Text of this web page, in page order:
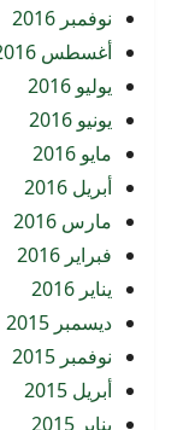
نوفمبر 2016
أغسطس 2016
يوليو 2016
يونيو 2016
مايو 2016
أبريل 2016
مارس 2016
فبراير 2016
يناير 2016
ديسمبر 2015
نوفمبر 2015
أبريل 2015
يناير 2015